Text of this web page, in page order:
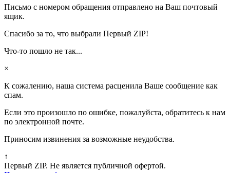
Письмо с номером обращения отправлено на Ваш почтовый
ящик.
Спасибо за то, что выбрали Первый ZIP!
Что-то пошло не так...
×
К сожалению, наша система расценила Ваше сообщение как
спам.
Если это произошло по ошибке, пожалуйста, обратитесь к нам
по электронной почте.
Приносим извинения за возможные неудобства.
↑
Первый ZIP. Не является публичной офертой.